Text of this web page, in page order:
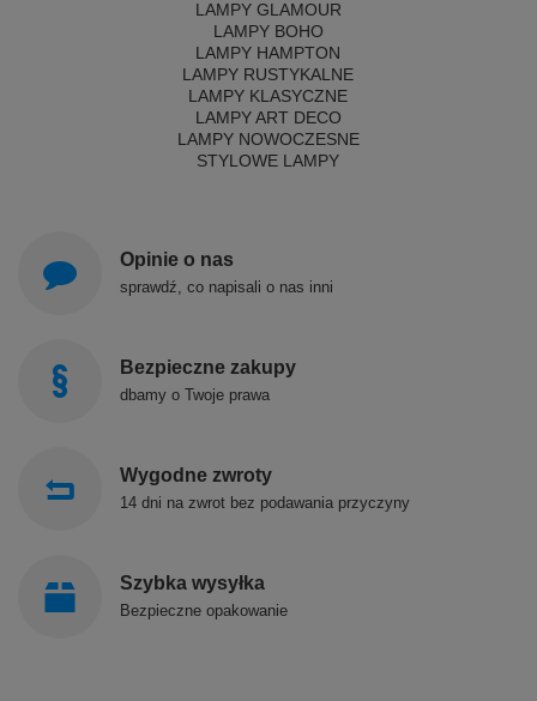
LAMPY GLAMOUR
LAMPY BOHO
LAMPY HAMPTON
LAMPY RUSTYKALNE
LAMPY KLASYCZNE
LAMPY ART DECO
LAMPY NOWOCZESNE
STYLOWE LAMPY
Opinie o nas
sprawdź, co napisali o nas inni
Bezpieczne zakupy
dbamy o Twoje prawa
Wygodne zwroty
14 dni na zwrot bez podawania przyczyny
Szybka wysyłka
Bezpieczne opakowanie